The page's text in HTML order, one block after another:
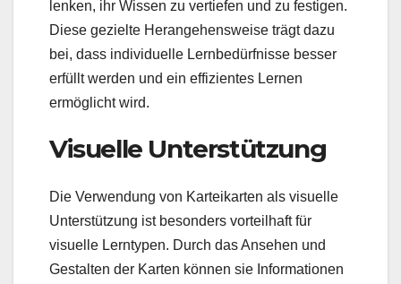
lenken, ihr Wissen zu vertiefen und zu festigen.
Diese gezielte Herangehensweise trägt dazu
bei, dass individuelle Lernbedürfnisse besser
erfüllt werden und ein effizientes Lernen
ermöglicht wird.
Visuelle Unterstützung
Die Verwendung von Karteikarten als visuelle
Unterstützung ist besonders vorteilhaft für
visuelle Lerntypen. Durch das Ansehen und
Gestalten der Karten können sie Informationen